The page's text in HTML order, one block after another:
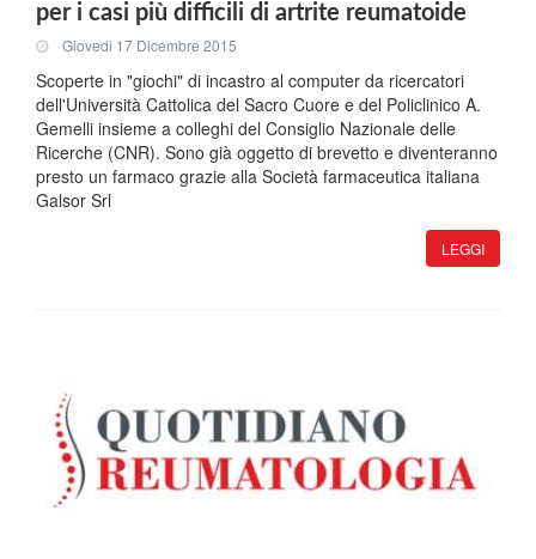
per i casi più difficili di artrite reumatoide
Giovedi 17 Dicembre 2015
Scoperte in "giochi" di incastro al computer da ricercatori
dell'Università Cattolica del Sacro Cuore e del Policlinico A.
Gemelli insieme a colleghi del Consiglio Nazionale delle
Ricerche (CNR). Sono già oggetto di brevetto e diventeranno
presto un farmaco grazie alla Società farmaceutica italiana
Galsor Srl
LEGGI